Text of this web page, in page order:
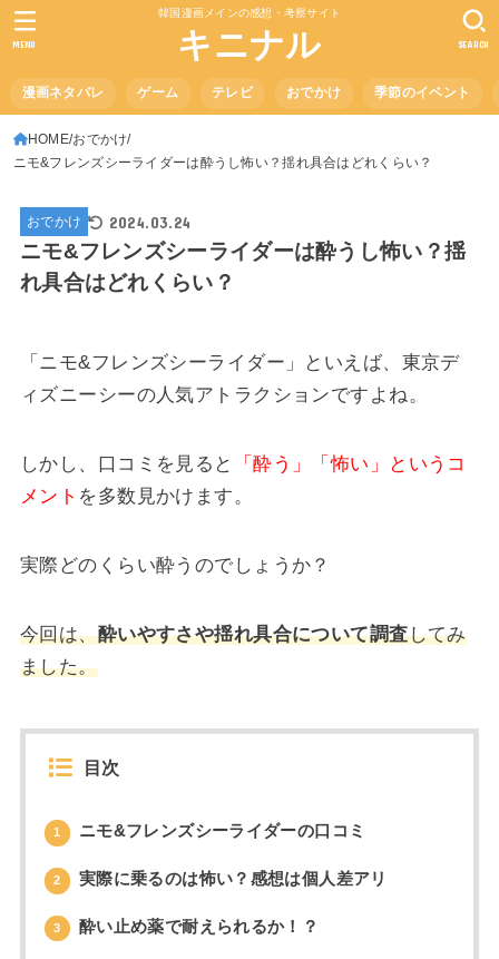
韓国漫画メインの感想・考察サイト
キニナル
漫画ネタバレ ゲーム テレビ おでかけ 季節のイベント
SEARCH
MENU
HOME おでかけ
ニモ&フレンズシーライダーは酔うし怖い？揺れ具合はどれくらい？
おでかけ 2024.03.24
ニモ&フレンズシーライダーは酔うし怖い？揺
れ具合はどれくらい？
「ニモ&フレンズシーライダー」といえば、東京デ
ィズニーシーの人気アトラクションですよね。
しかし、口コミを見ると
「酔う」「怖い」というコ
メント を多数見かけます。
実際どのくらい酔うのでしょうか？
今回は、酔いやすさや揺れ具合について調査してみ
ました。
目次
1 ニモ&フレンズシーライダーの口コミ
2 実際に乗るのは怖い？感想は個人差アリ
3 酔い止め薬で耐えられるか！？